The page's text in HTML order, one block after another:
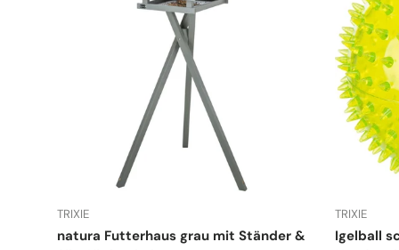
TRIXIE
natura Futterhaus grau mit Ständer &
TRIXIE
Igelball